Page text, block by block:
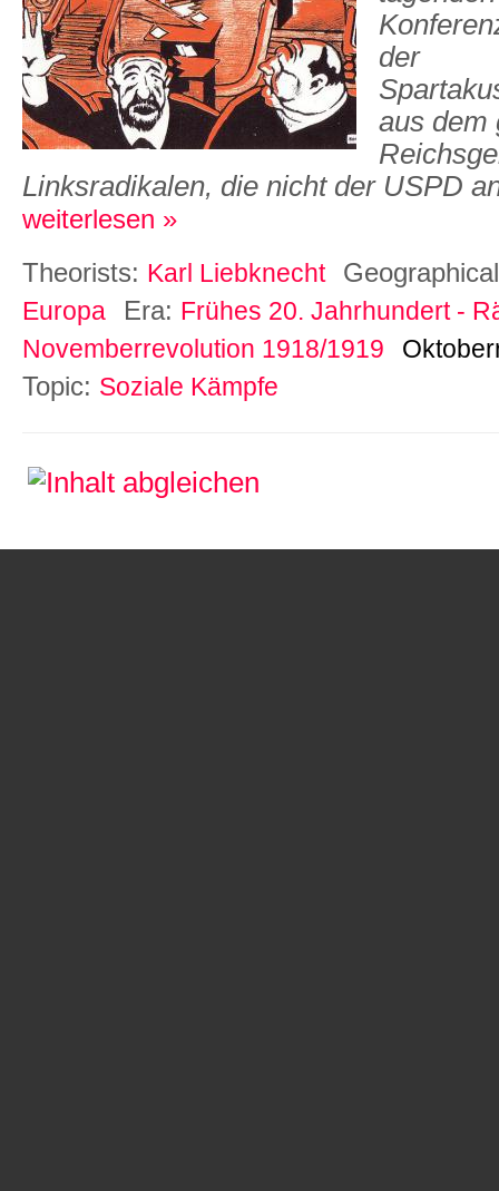
der
aus dem
Linksradikalen, die nicht der USPD
weiterlesen »
Theorists: Karl Liebknecht
Europa Era: Frühes 20. Jahrhundert -
Novemberrevolution 1918/1919
Topic: Soziale Kämpfe